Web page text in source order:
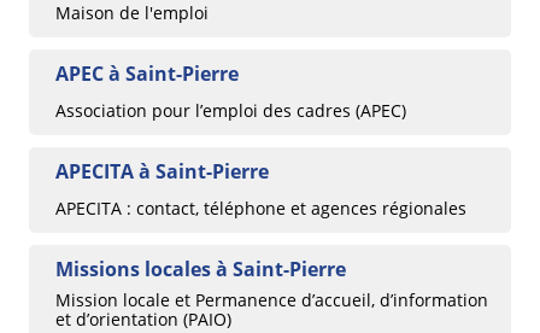
Maison de l'emploi
APEC à Saint-Pierre
Association pour l’emploi des cadres (APEC)
APECITA à Saint-Pierre
APECITA : contact, téléphone et agences régionales
Missions locales à Saint-Pierre
Mission locale et Permanence d’accueil, d’information
et d’orientation (PAIO)